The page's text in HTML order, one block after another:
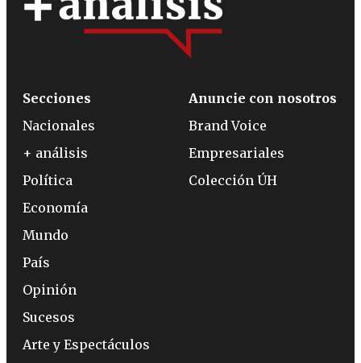
Secciones
Nacionales
+ análisis
Política
Economía
Mundo
País
Opinión
Sucesos
Arte y Espectáculos
Anuncie con nosotros
Brand Voice
Empresariales
Colección ÚH